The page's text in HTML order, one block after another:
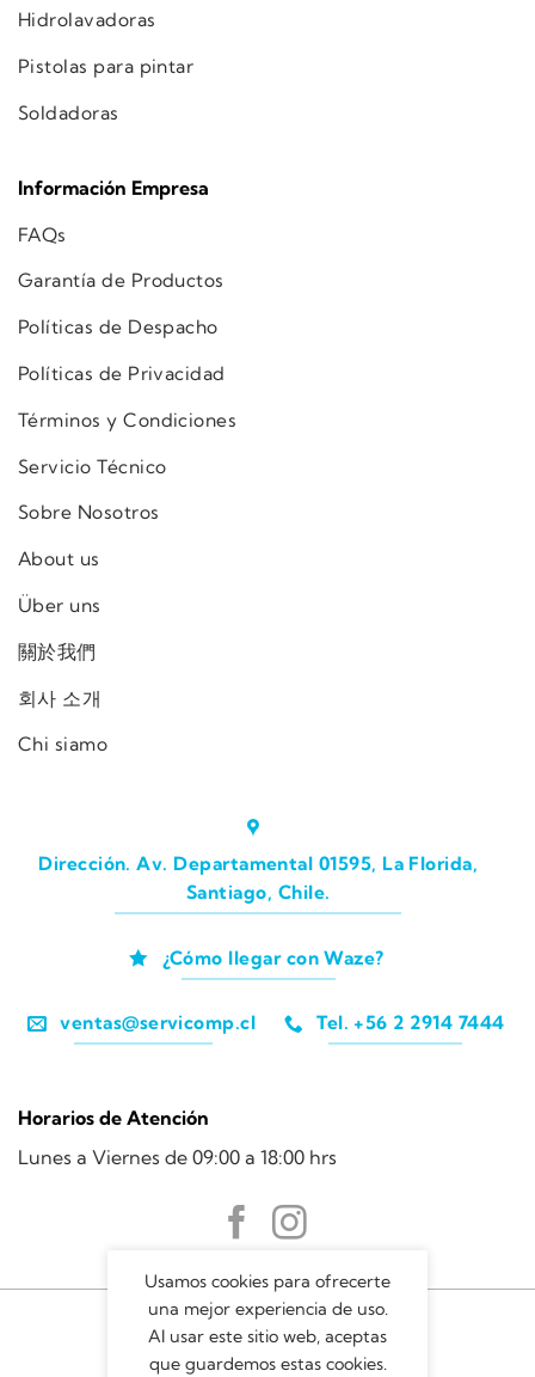
Hidrolavadoras
Pistolas para pintar
Soldadoras
Información Empresa
FAQs
Garantía de Productos
Políticas de Despacho
Políticas de Privacidad
Términos y Condiciones
Servicio Técnico
Sobre Nosotros
About us
Über uns
關於我們
회사 소개
Chi siamo
Dirección. Av. Departamental 01595, La Florida,
Santiago, Chile.
¿Cómo llegar con Waze?
ventas@servicomp.cl Tel. +56 2 2914 7444
Horarios de Atención
Lunes a Viernes de 09:00 a 18:00 hrs
Usamos cookies para ofrecerte
una mejor experiencia de uso.
Al usar este sitio web, aceptas
que guardemos estas cookies.